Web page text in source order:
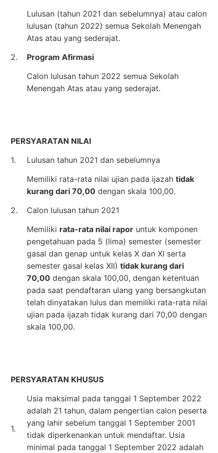
Lulusan (tahun 2021 dan sebelumnya) atau calon
lulusan (tahun 2022) semua Sekolah Menengah
Atas atau yang sederajat.
2.
Program Afirmasi
Calon lulusan tahun 2022 semua Sekolah
Menengah Atas atau yang sederajat.
PERSYARATAN NILAI
1.
Lulusan tahun 2021 dan sebelumnya
Memiliki rata-rata nilai ujian pada ijazah tidak
kurang dari 70,00 dengan skala 100,00.
2.
Calon lulusan tahun 2021
Memiliki rata-rata nilai rapor untuk komponen
pengetahuan pada 5 (lima) semester (semester
gasal dan genap untuk kelas X dan XI serta
semester gasal kelas XII) tidak kurang dari
70,00 dengan skala 100,00, dengan ketentuan
pada saat pendaftaran ulang yang bersangkutan
telah dinyatakan lulus dan memiliki rata-rata nilai
ujian pada ijazah tidak kurang dari 70,00 dengan
skala 100,00.
PERSYARATAN KHUSUS
1.
Usia maksimal pada tanggal 1 September 2022
adalah 21 tahun, dalam pengertian calon peserta
yang lahir sebelum tanggal 1 September 2001
tidak diperkenankan untuk mendaftar. Usia
minimal pada tanggal 1 September 2022 adalah